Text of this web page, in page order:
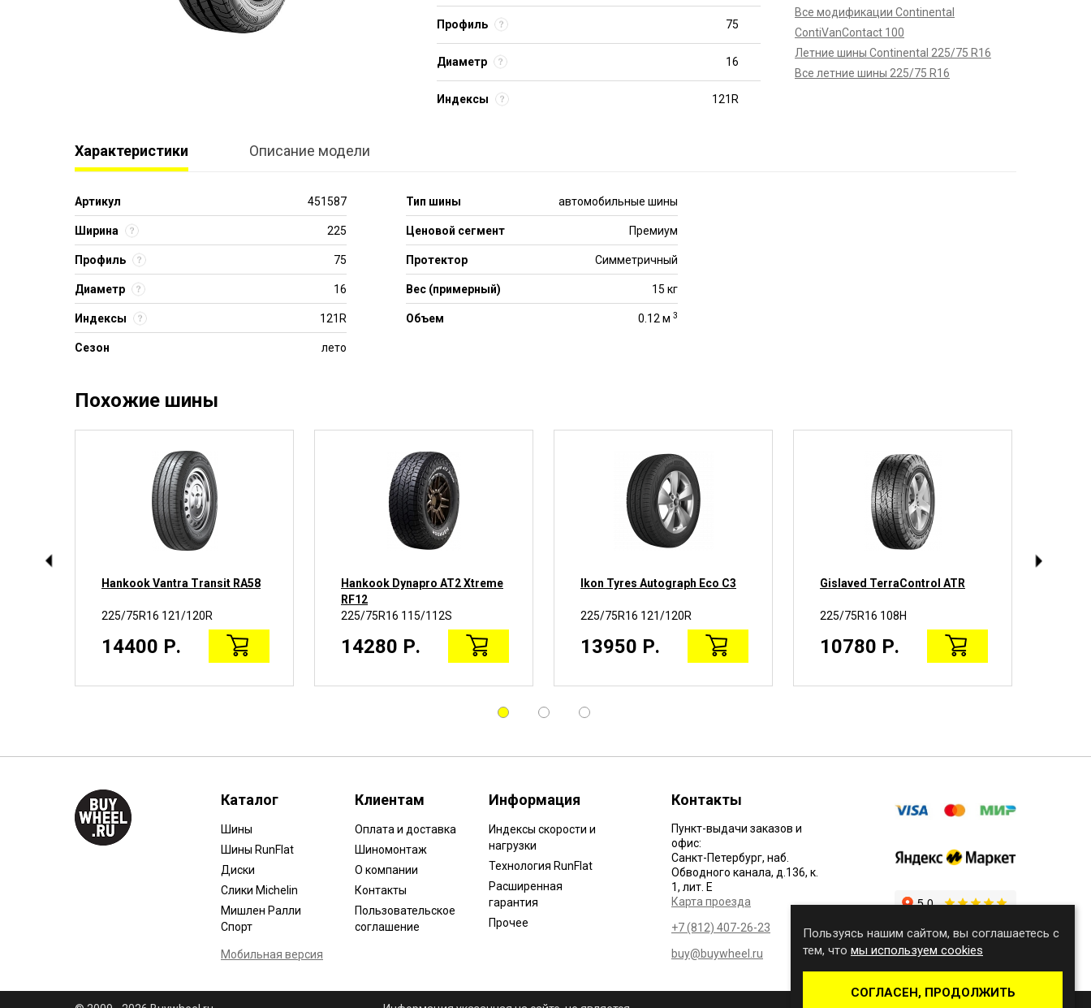
Профиль 75
Диаметр 16
Индексы 121R
Все модификации Continental
ContiVanContact 100
Летние шины Continental 225/75 R16
Все летние шины 225/75 R16
Характеристики Описание модели
Артикул 451587
Ширина 225
Профиль 75
Диаметр 16
Индексы 121R
Сезон лето
Тип шины автомобильные шины
Ценовой сегмент Премиум
Протектор Симметричный
Вес (примерный) 15 кг
Объем 0.12 м 3
Похожие шины
Hankook Vantra Transit RA58
225/75R16 121/120R
14400 Р.
Hankook Dynapro AT2 Xtreme
RF12
225/75R16 115/112S
14280 Р.
Ikon Tyres Autograph Eco C3
225/75R16 121/120R
13950 Р.
Gislaved TerraControl ATR
225/75R16 108H
10780 Р.
Каталог
Шины
Шины RunFlat
Диски
Слики Michelin
Мишлен Ралли
Спорт
Мобильная версия
Клиентам
Оплата и доставка
Шиномонтаж
О компании
Контакты
Пользовательское
соглашение
Информация
Индексы скорости и
нагрузки
Технология RunFlat
Расширенная
гарантия
Прочее
Контакты
Пункт-выдачи заказов и
офис:
Санкт-Петербург, наб.
Обводного канала, д.136, к.
1, лит. Е
Карта проезда
+7 (812) 407-26-23
buy@buywheel.ru
Пользуясь нашим сайтом, вы соглашаетесь с
тем, что мы используем cookies
СОГЛАСЕН, ПРОДОЛЖИТЬ